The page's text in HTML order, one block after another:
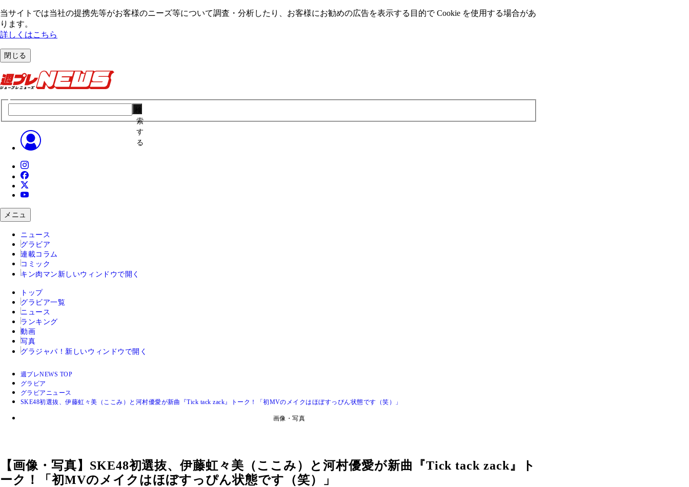
当サイトでは当社の提携先等がお客様のニーズ等について調査・分析したり、お客様にお勧めの広告を表⽰する⽬的で Cookie を使⽤する場合があ
ります。
詳しくはこちら
閉じる
索
す
る
メニュ
ニュース
グラビア
連載コラム
コミック
キン肉マン 新しいウィンドウで開く
トップ
グラビア一覧
ニュース
ランキング
動画
写真
グラジャパ！ 新しいウィンドウで開く
週プレNEWS TOP
グラビア
グラビアニュース
SKE48初選抜、伊藤虹々美（ここみ）と河村優愛が新曲『Tick tack zack』トーク！「初MVのメイクはほぼすっぴん状態です（笑）」
画像・写真
【画像・写真】SKE48初選抜、伊藤虹々美（ここみ）と河村優愛が新曲『Tick tack zack』ト
ーク！「初MVのメイクはほぼすっぴん状態です（笑）」